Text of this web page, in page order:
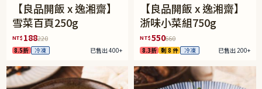
【良品開飯 x 逸湘齋】
雪菜百頁250g
NT$ 188220
8.5折 冷凍 已售出 400+
【良品開飯 x 逸湘齋】
浙味小菜組750g
NT$550660
8.3折 剩 8 件 冷凍 已售出 200+